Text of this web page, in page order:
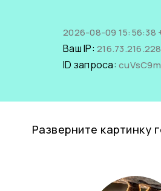
2026-08-09 15:56:38
Ваш IP: 216.73.216.228
ID запроса:
Разверните картинку